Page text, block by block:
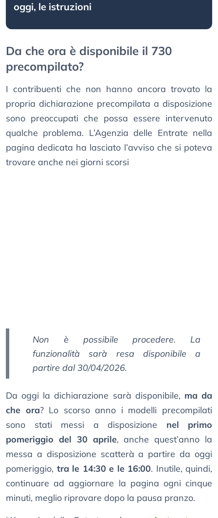
oggi, le istruzioni
Da che ora è disponibile il 730
precompilato?
I contribuenti che non hanno ancora trovato la
propria dichiarazione precompilata a disposizione
sono preoccupati che possa essere intervenuto
qualche problema. L’Agenzia delle Entrate nella
pagina dedicata ha lasciato l’avviso che si poteva
trovare anche nei giorni scorsi
Non è possibile procedere. La
funzionalità sarà resa disponibile a
partire dal 30/04/2026.
Da oggi la dichiarazione sarà disponibile, ma da
che ora? Lo scorso anno i modelli precompilati
sono stati messi a disposizione nel primo
pomeriggio del 30 aprile, anche quest’anno la
messa a disposizione scatterà a partire da oggi
pomeriggio, tra le 14:30 e le 16:00. Inutile, quindi,
continuare ad aggiornare la pagina ogni cinque
minuti, meglio riprovare dopo la pausa pranzo.